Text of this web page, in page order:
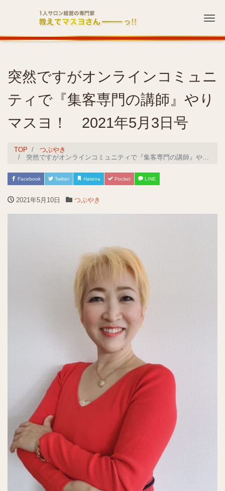
突然ですがオンラインコミュニ
ティで『集客専門の講師』やり
マスヨ！ 2021年5月3日号
TOP
つぶやき
突然ですがオンラインコミュニティで『集客専門の講師』やりマスヨ！ 2021年5月3日号
Facebook Twitter Hatena Pocket LINE
2021年5月10日 つぶやき